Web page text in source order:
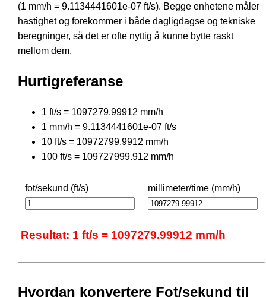
(1 mm/h = 9.1134441601e-07 ft/s). Begge enhetene måler
hastighet og forekommer i både dagligdagse og tekniske
beregninger, så det er ofte nyttig å kunne bytte raskt
mellom dem.
Hurtigreferanse
1 ft/s = 1097279.99912 mm/h
1 mm/h = 9.1134441601e-07 ft/s
10 ft/s = 10972799.9912 mm/h
100 ft/s = 109727999.912 mm/h
fot/sekund (ft/s) millimeter/time (mm/h)
Resultat: 1 ft/s = 1097279.99912 mm/h
Hvordan konvertere Fot/sekund til